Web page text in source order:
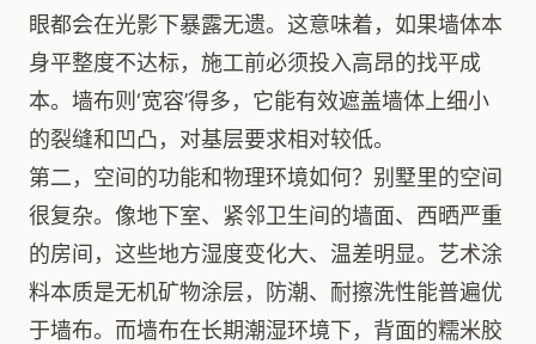
眼都会在光影下暴露无遗。这意味着，如果墙体本
身平整度不达标，施工前必须投入高昂的找平成
本。墙布则‘宽容’得多，它能有效遮盖墙体上细小
的裂缝和凹凸，对基层要求相对较低。
第二，空间的功能和物理环境如何？别墅里的空间
很复杂。像地下室、紧邻卫生间的墙面、西晒严重
的房间，这些地方湿度变化大、温差明显。艺术涂
料本质是无机矿物涂层，防潮、耐擦洗性能普遍优
于墙布。而墙布在长期潮湿环境下，背面的糯米胶